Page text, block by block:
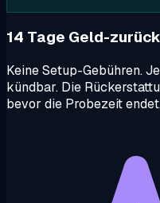
14 Tage Geld-
Keine Setup-Gebühren.
kündbar. Die
bevor die Probezeit